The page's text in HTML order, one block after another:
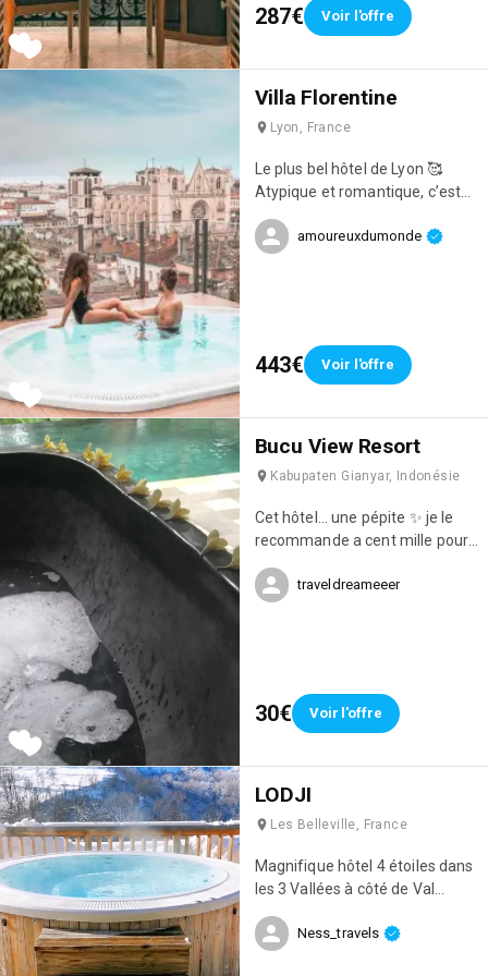
les yeux !
287€ Voir l'offre
Villa Florentine
Lyon, France
Le plus bel hôtel de Lyon 🥰
Atypique et romantique, c’est
!
amoureuxdumonde
443€ Voir l'offre
Bucu View Resort
Kabupaten Gianyar, Indonésie
Cet hôtel... une pépite ✨ je le
recommande a cent mille pour
beauté.. tout était au rendez
traveldreameeer
30€ Voir l'offre
LODJI
Les Belleville, France
Magnifique hôtel 4 étoiles dans
les 3 Vallées à côté de Val
incroyable, c'est tout
Ness_travels